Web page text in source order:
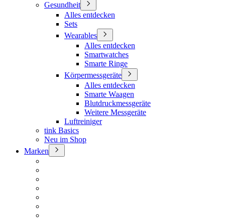
Gesundheit
Alles entdecken
Sets
Wearables
Alles entdecken
Smartwatches
Smarte Ringe
Körpermessgeräte
Alles entdecken
Smarte Waagen
Blutdruckmessgeräte
Weitere Messgeräte
Luftreiniger
tink Basics
Neu im Shop
Marken